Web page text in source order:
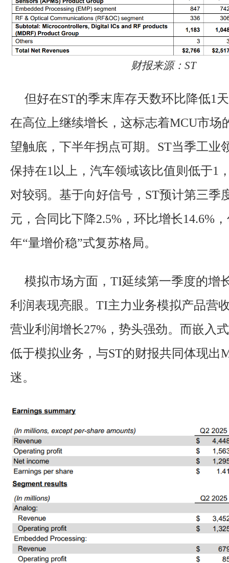
财报来源：ST
但好在ST的季末库存天数环比降低1
在高位上继续增长，这标志着MCU市场
望触底，下半年拐点可期。ST当季工业
保持在1以上，汽车领域该比值则低于1
对较弱。基于向好信号，ST预计第三季
元，合同比下降2.5%，环比增长14.6%
年“量增价稳”式复苏格局。
模拟市场方面，TI延续第一季度的增
利润表现亮眼。TI主力业务模拟产品营
营业利润增长27%，势头强劲。而嵌入
低于模拟业务，与ST的财报共同体现出
迷。